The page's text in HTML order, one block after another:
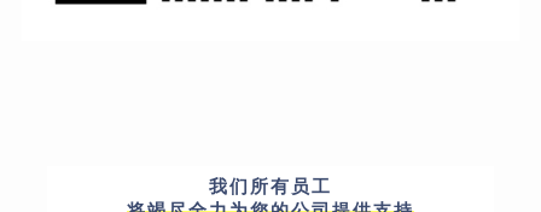
我们所有员工